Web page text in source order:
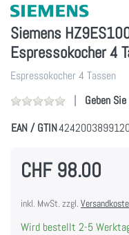
Siemens
Espressokocher 4
Espressokocher 4 Tassen
Geben
EAN / GTIN4242003899120
CHF 98.00
inkl. MwSt. zzgl.
Wird bestellt 2-5